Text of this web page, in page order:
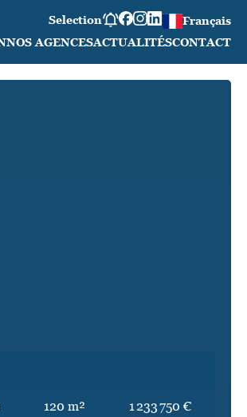
Selection
Français
NOS AGENCESACTUALITÉSCONTACT
120 m² 1 233 750 €